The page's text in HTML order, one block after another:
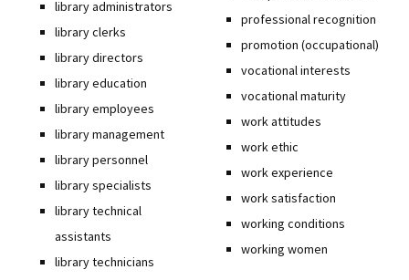
library administrators
library clerks
library directors
library education
library employees
library management
library personnel
library specialists
library technical
assistants
library technicians
professional recognition
promotion (occupational)
vocational interests
vocational maturity
work attitudes
work ethic
work experience
work satisfaction
working conditions
working women